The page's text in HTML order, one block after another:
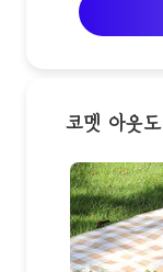
코멧 아웃